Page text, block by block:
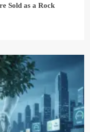
Sold as a Rock